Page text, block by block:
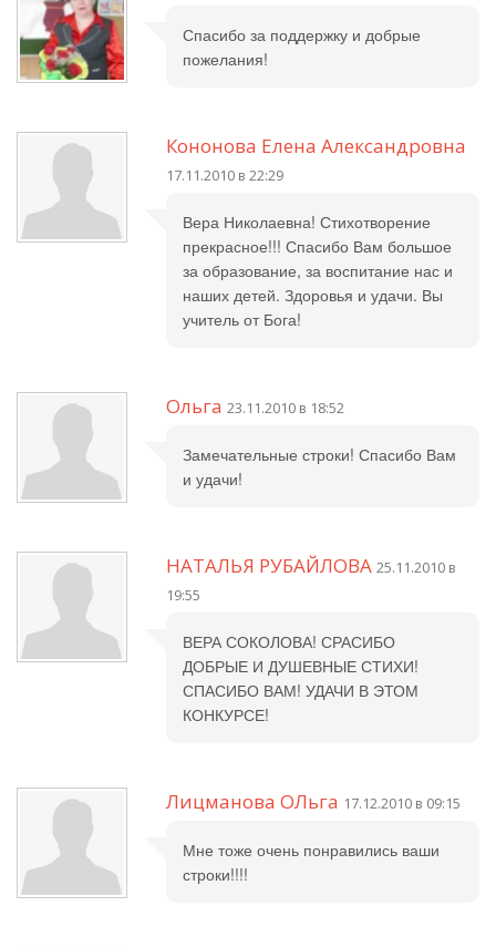
Спасибо за поддержку и добрые
пожелания!
Кононова Елена Александровна
17.11.2010 в 22:29
Вера Николаевна! Стихотворение
прекрасное!!! Спасибо Вам большое
за образование, за воспитание нас и
наших детей. Здоровья и удачи. Вы
учитель от Бога!
Ольга 23.11.2010 в 18:52
Замечательные строки! Спасибо Вам
и удачи!
НАТАЛЬЯ РУБАЙЛОВА 25.11.2010 в
19:55
ВЕРА СОКОЛОВА! СРАСИБО
ДОБРЫЕ И ДУШЕВНЫЕ СТИХИ!
СПАСИБО ВАМ! УДАЧИ В ЭТОМ
КОНКУРСЕ!
Лицманова ОЛьга 17.12.2010 в 09:15
Мне тоже очень понравились ваши
строки!!!!